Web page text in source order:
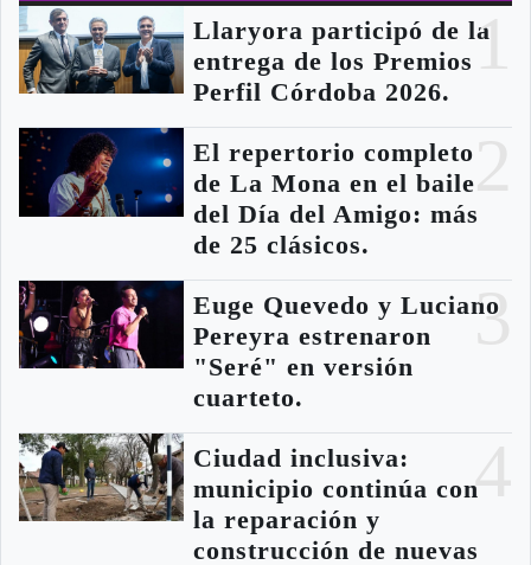
1
Llaryora participó de la
entrega de los Premios
Perfil Córdoba 2026.
El repertorio completo
de La Mona en el baile
del Día del Amigo: más
de 25 clásicos.
3
Euge Quevedo y Luciano
Pereyra estrenaron
"Seré" en versión
cuarteto.
4
Ciudad inclusiva:
municipio continúa con
la reparación y
construcción de nuevas